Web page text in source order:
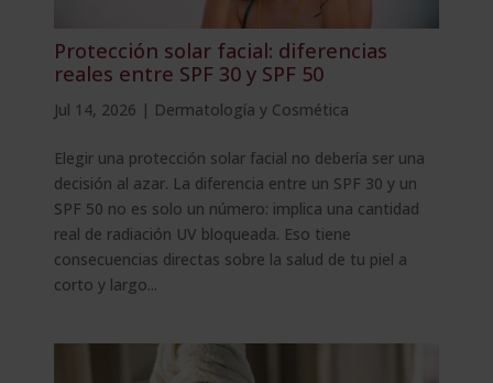
Protección solar facial: diferencias
reales entre SPF 30 y SPF 50
Jul 14, 2026 | Dermatología y Cosmética
Elegir una protección solar facial no debería ser una
decisión al azar. La diferencia entre un SPF 30 y un
SPF 50 no es solo un número: implica una cantidad
real de radiación UV bloqueada. Eso tiene
consecuencias directas sobre la salud de tu piel a
corto y largo...